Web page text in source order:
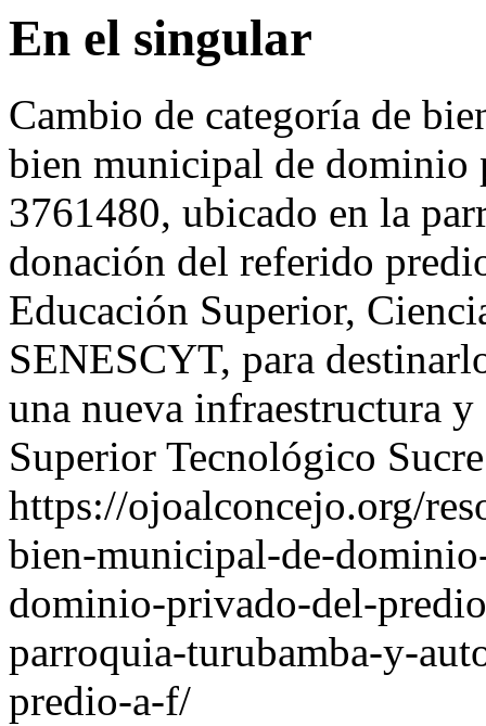
En el singular
Cambio de categoría de
bien municipal de
3761480, ubicado en la
donación del referido
Educación Superior,
SENESCYT, para
una nueva infraestructura
Superior Tecnológico Sucre
https://ojoalconcejo.org/
bien-municipal-de-
dominio-privado-del-
parroquia-turubamba-y-
predio-a-f/